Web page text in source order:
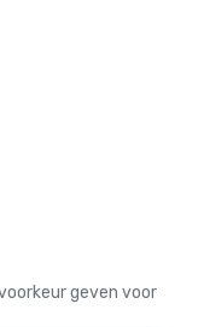
geven voor